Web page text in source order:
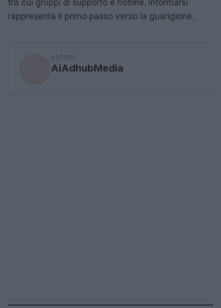
tra cui gruppi di supporto e hotline. Informarsi
rappresenta il primo passo verso la guarigione.
AUTORE
AiAdhubMedia